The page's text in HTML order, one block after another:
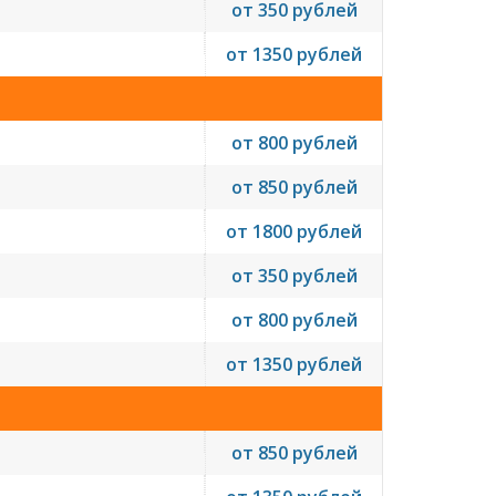
от 350 рублей
от 1350 рублей
от 800 рублей
от 850 рублей
от 1800 рублей
от 350 рублей
от 800 рублей
от 1350 рублей
от 850 рублей